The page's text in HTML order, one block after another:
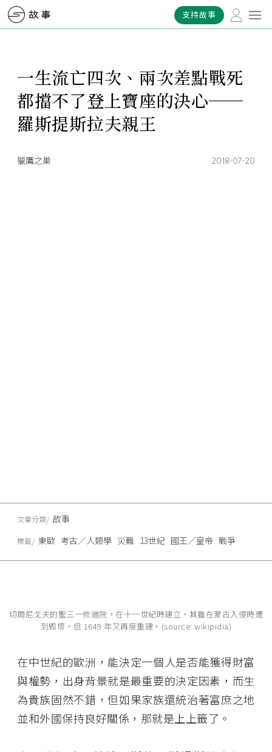
支持故事
一生流亡四次、兩次差點戰死
都擋不了登上寶座的決心──
羅斯提斯拉夫親王
獵鷹之巢 2018-07-20
切爾尼戈夫的聖三一修道院，在十一世紀時建立，其雖在蒙古入侵時遭
到毀壞，但 1649 年又再度重建。(source: wikipidia)
在中世紀的歐洲，能決定一個人是否能獲得財富
與權勢，出身背景就是最重要的決定因素，而生
為貴族固然不錯，但如果家族還統治著富庶之地
並和外國保持良好關係，那就是上上籤了。
文章分類 故事
標籤 東歐 考古／人類學 災難 13世紀 國王／皇帝 戰爭